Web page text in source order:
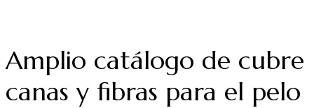
Amplio catálogo de cubre
canas y fibras para el pelo